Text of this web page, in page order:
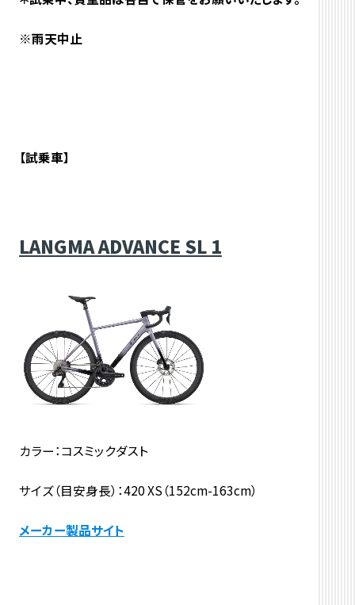
※雨天中止
【試乗車】
LANGMA ADVANCE SL 1
カラー：コスミックダスト
サイズ（目安身長）：420 XS（152cm-163cm）
メーカー製品サイト